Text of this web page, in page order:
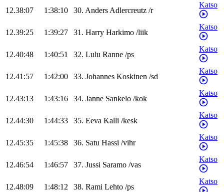
12.38:07 1:38:10 30. AndersAdlercreutz /r
Katso
12.39:25 1:39:27 31. Harry Harkimo /liik
Katso
12.40:48 1:40:51 32. Lulu Ranne /ps
Katso
12.41:57 1:42:00 33. Johannes Koskinen /sd
Katso
12.43:13 1:43:16 34. Janne Sankelo /kok
Katso
12.44:30 1:44:33 35. Eeva Kalli /kesk
Katso
12.45:35 1:45:38 36. Satu Hassi /vihr
Katso
12.46:54 1:46:57 37. Jussi Saramo /vas
Katso
12.48:09 1:48:12 38. Rami Lehto /ps
Katso